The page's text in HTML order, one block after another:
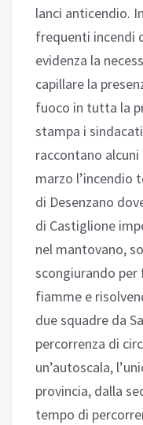
lanci anticendio.
frequenti incendi
evidenza la
capillare la
fuoco in tutta la
stampa i
raccontano
marzo l’incendio
di Desenzano
di Castiglione
nel mantovano,
scongiurando
fiamme e
due squadre da
percorrenza di
un’autoscala,
provincia, dalla
tempo di